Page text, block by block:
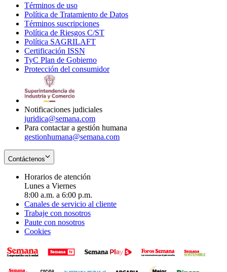
Términos de uso
in
new
window
Política de Tratamiento de Datos
Términos suscripciones
in
Política de Riesgos C/ST
Política SAGRILAFT
new
window
Certificación ISSN
in
new
TyC Plan de Gobierno
in
Protección del consumidorOpens
Notificaciones judiciales
juridica@semana.com
Para contactar a gestión humana
gestionhumana@semana.com
Contáctenos
Horarios de atención
Lunes a Viernes
8:00 a.m. a 6:00 p.m.
Canales de servicio al cliente
Trabaje con nosotros
Paute con nosotros
Cookies